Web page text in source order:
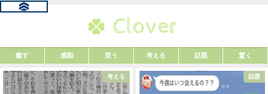
癒す 感動 笑う 考える 話題 驚く
考える 話題